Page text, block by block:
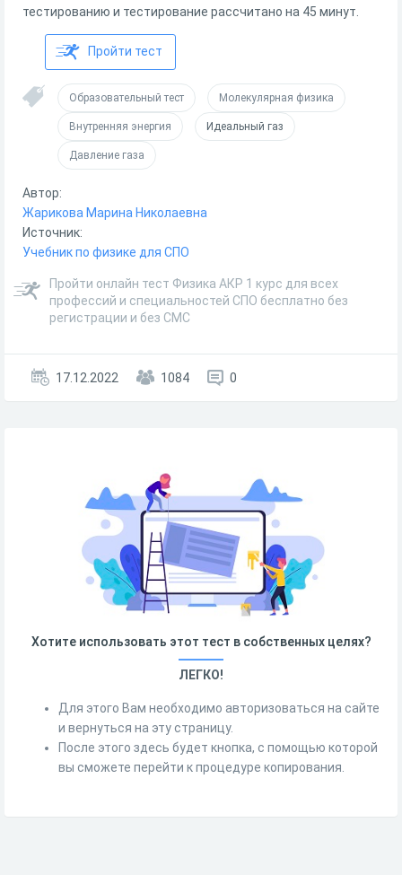
тестированию и тестирование рассчитано на 45 минут.
Пройти тест
Образовательный тест Молекулярная физика
Внутренняя энергия Идеальный газ
Давление газа
Автор:
Жарикова Марина Николаевна
Источник:
Учебник по физике для СПО
Пройти онлайн тест Физика АКР 1 курс для всех
профессий и специальностей СПО бесплатно без
регистрации и без СМС
17.12.2022 1084 0
Хотите использовать этот тест в собственных целях?
ЛЕГКО!
Для этого Вам необходимо авторизоваться на сайте
и вернуться на эту страницу.
После этого здесь будет кнопка, с помощью которой
вы сможете перейти к процедуре копирования.